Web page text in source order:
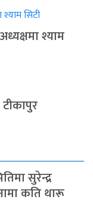
श्याम
सुरेन्द्र
कति थारू